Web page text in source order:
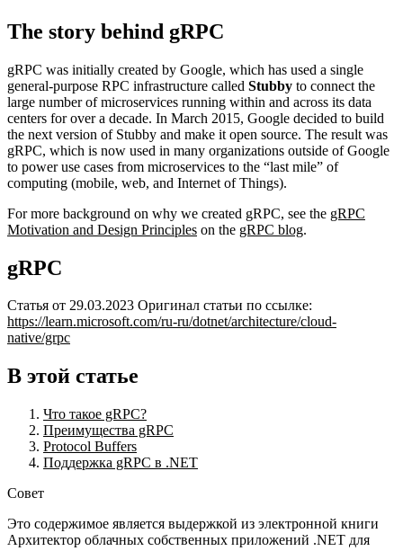
The story behind gRPC
gRPC was initially created by Google, which has used a single
general-purpose RPC infrastructure called Stubby to connect the
large number of microservices running within and across its data
centers for over a decade. In March 2015, Google decided to build
the next version of Stubby and make it open source. The result was
gRPC, which is now used in many organizations outside of Google
to power use cases from microservices to the “last mile” of
computing (mobile, web, and Internet of Things).
For more background on why we created gRPC, see the gRPC
Motivation and Design Principles on the gRPC blog.
gRPC
Статья от 29.03.2023 Оригинал статьи по ссылке:
https://learn.microsoft.com/ru-ru/dotnet/architecture/cloud-
native/grpc
В этой статье
Что такое gRPC?
Преимущества gRPC
Protocol Buffers
Поддержка gRPC в .NET
Совет
Это содержимое является выдержкой из электронной книги
Архитектор облачных собственных приложений .NET для